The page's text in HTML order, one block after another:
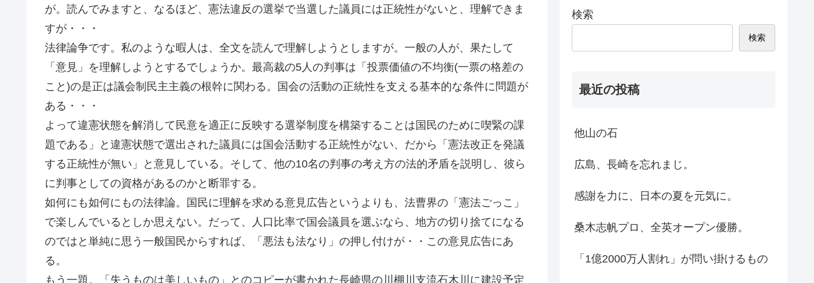
が。読んでみますと、なるほど、憲法違反の選挙で当選した議員には正統性がないと、理解できま
すが・・・
法律論争です。私のような暇人は、全文を読んで理解しようとしますが。一般の人が、果たして
「意見」を理解しようとするでしょうか。最高裁の5人の判事は「投票価値の不均衡(一票の格差の
こと)の是正は議会制民主主義の根幹に関わる。国会の活動の正統性を支える基本的な条件に問題が
ある・・・
よって違憲状態を解消して民意を適正に反映する選挙制度を構築することは国民のために喫緊の課
題である」と違憲状態で選出された議員には国会活動する正統性がない、だから「憲法改正を発議
する正統性が無い」と意見している。そして、他の10名の判事の考え方の法的矛盾を説明し、彼ら
に判事としての資格があるのかと断罪する。
如何にも如何にもの法律論。国民に理解を求める意見広告というよりも、法曹界の「憲法ごっこ」
で楽しんでいるとしか思えない。だって、人口比率で国会議員を選ぶなら、地方の切り捨てになる
のではと単純に思う一般国民からすれば、「悪法も法なり」の押し付けが・・この意見広告にあ
る。
もう一題。「失うものは美しいもの」とのコピーが書かれた長崎県の川棚川支流石木川に建設予定
検索
検索
最近の投稿
他山の石
広島、長崎を忘れまじ。
感謝を力に、日本の夏を元気に。
桑木志帆プロ、全英オープン優勝。
「1億2000万人割れ」が問い掛けるもの